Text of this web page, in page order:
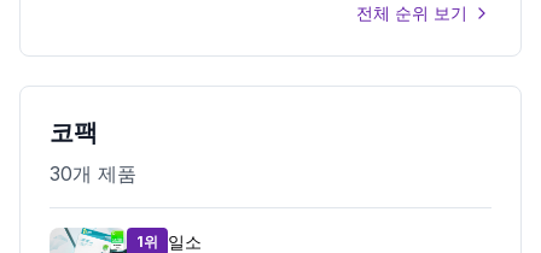
전체 순위 보기
코팩
30개 제품
1위
일소